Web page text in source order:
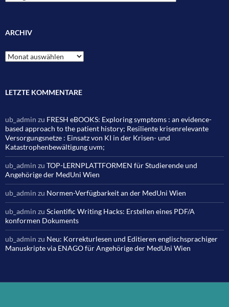
ARCHIV
Archiv
LETZTE KOMMENTARE
ub_admin zu FRESH eBOOKS: Exploring symptoms : an evidence-
based approach to the patient history; Resiliente krisenrelevante
Versorgungsnetze : Einsatz von KI in der Krisen- und
Katastrophenbewältigung uvm;
ub_admin zu TOP-LERNPLATTFORMEN für Studierende und
Angehörige der MedUni Wien
ub_admin zu Normen-Verfügbarkeit an der MedUni Wien
ub_admin zu Scientific Writing Hacks: Erstellen eines PDF/A
konformen Dokuments
ub_admin zu Neu: Korrekturlesen und Editieren englischsprachiger
Manuskripte via ENAGO für Angehörige der MedUni Wien